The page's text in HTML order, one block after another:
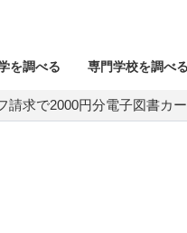
を調べる 専門学校を調べる
請求で2000円分電子図書カ